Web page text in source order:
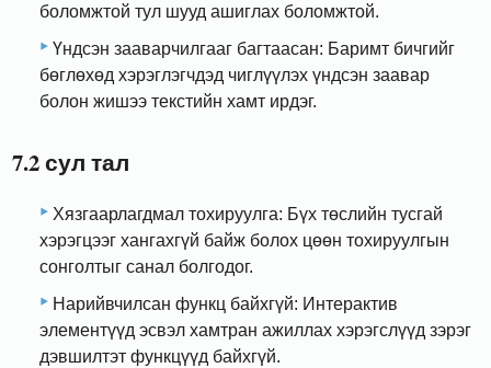
боломжтой тул шууд ашиглах боломжтой.
Үндсэн зааварчилгааг багтаасан: Баримт бичгийг
бөглөхөд хэрэглэгчдэд чиглүүлэх үндсэн заавар
болон жишээ текстийн хамт ирдэг.
7.2 сул тал
Хязгаарлагдмал тохируулга: Бүх төслийн тусгай
хэрэгцээг хангахгүй байж болох цөөн тохируулгын
сонголтыг санал болгодог.
Нарийвчилсан функц байхгүй: Интерактив
элементүүд эсвэл хамтран ажиллах хэрэгслүүд зэрэг
дэвшилтэт функцүүд байхгүй.